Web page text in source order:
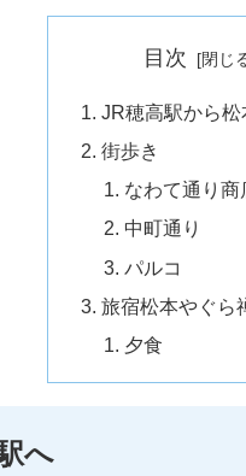
目次
JR穂高駅から
街歩き
なわて通り商
中町通り
パルコ
旅宿松本やぐら
夕食
へ